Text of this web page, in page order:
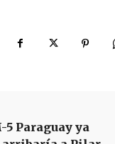
5 Paraguay ya